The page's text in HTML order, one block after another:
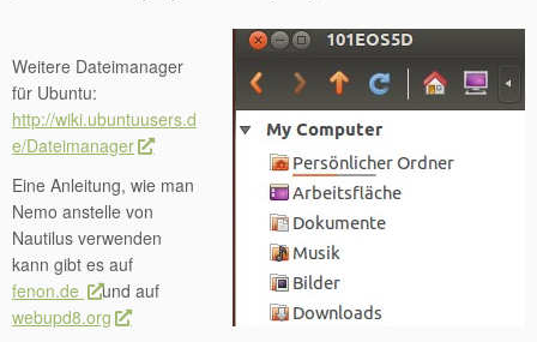
Weitere Dateimanager
für Ubuntu:
http://wiki.ubuntuusers.d
e/Dateimanager
Eine Anleitung, wie man
Nemo anstelle von
Nautilus verwenden
kann gibt es auf
fenon.de
und auf
webupd8.org